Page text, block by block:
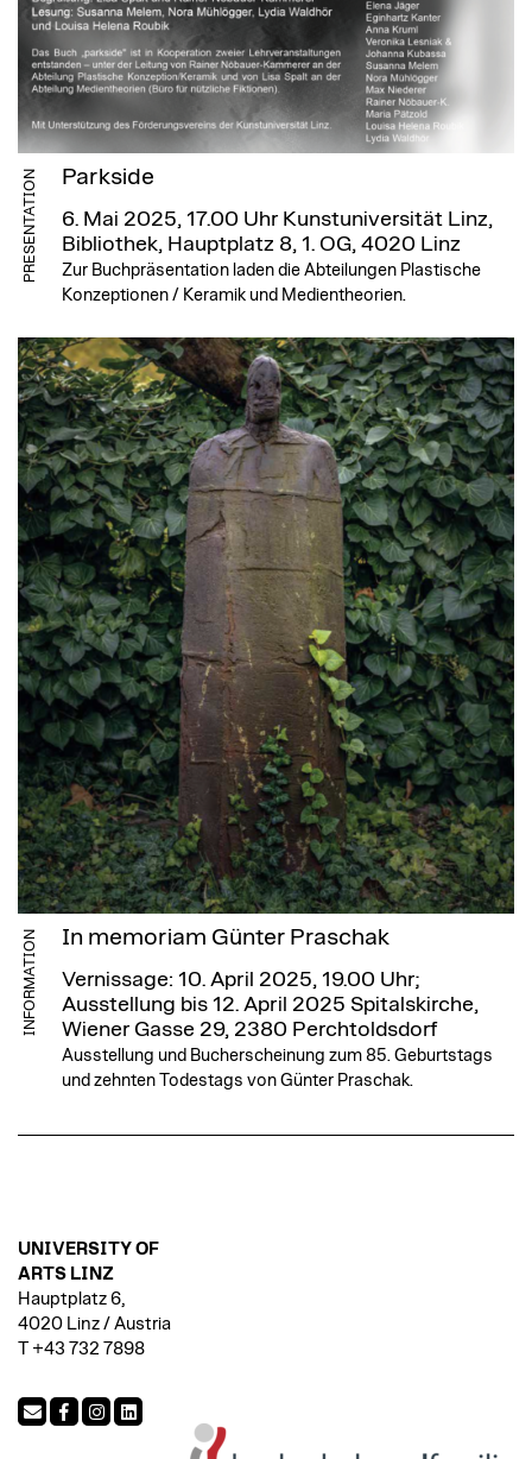
PRESENTATION Parkside
6. Mai 2025, 17.00 Uhr Kunstuniversität Linz,
Bibliothek, Hauptplatz 8, 1. OG, 4020 Linz
Zur Buchpräsentation laden die Abteilungen Plastische
Konzeptionen / Keramik und Medientheorien.
INFORMATION In memoriam Günter Praschak
Vernissage: 10. April 2025, 19.00 Uhr;
Ausstellung bis 12. April 2025 Spitalskirche,
Wiener Gasse 29, 2380 Perchtoldsdorf
Ausstellung und Bucherscheinung zum 85. Geburtstags
und zehnten Todestags von Günter Praschak.
UNIVERSITY OF
ARTS LINZ
Hauptplatz 6,
4020 Linz / Austria
T +43 732 7898